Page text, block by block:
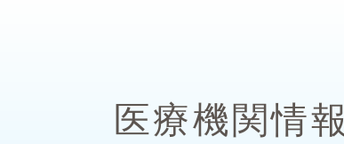
医療機関情報